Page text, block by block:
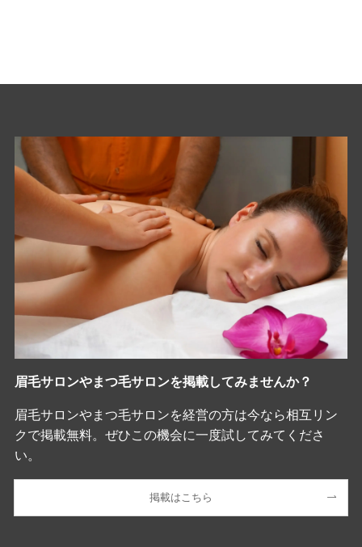
眉毛サロンやまつ毛サロンを掲載してみませんか？
眉毛サロンやまつ毛サロンを経営の方は今なら相互リン
クで掲載無料。ぜひこの機会に一度試してみてくださ
い。
掲載はこちら